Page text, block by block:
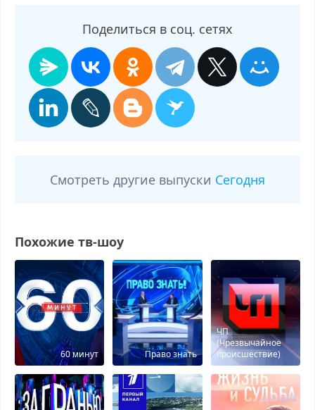
Поделиться в соц. сетях
Смотреть другие выпуски Сегодня
Похожие тв-шоу
60 минут Право знать
ЧП
(Чрезвычайное
происшествие)